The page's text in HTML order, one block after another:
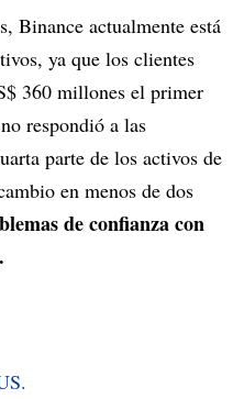
Binance actualmente está
ya que los clientes
360 millones el primer
respondió a las
parte de los activos de
en menos de dos
de confianza con